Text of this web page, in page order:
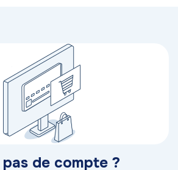
pas de compte ?